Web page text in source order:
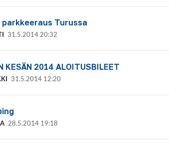
Turussa
31.5.2014 20:32
KESÄN 2014 ALOITUSBILEET
31.5.2014 12:20
28.5.2014 19:18